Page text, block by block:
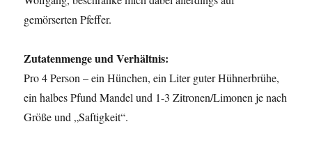
gemörserten Pfeffer.
Zutatenmenge und Verhältnis:
Pro 4 Person – ein Hünchen, ein Liter guter Hühnerbrühe,
ein halbes Pfund Mandel und 1-3 Zitronen/Limonen je nach
Größe und „Saftigkeit“.